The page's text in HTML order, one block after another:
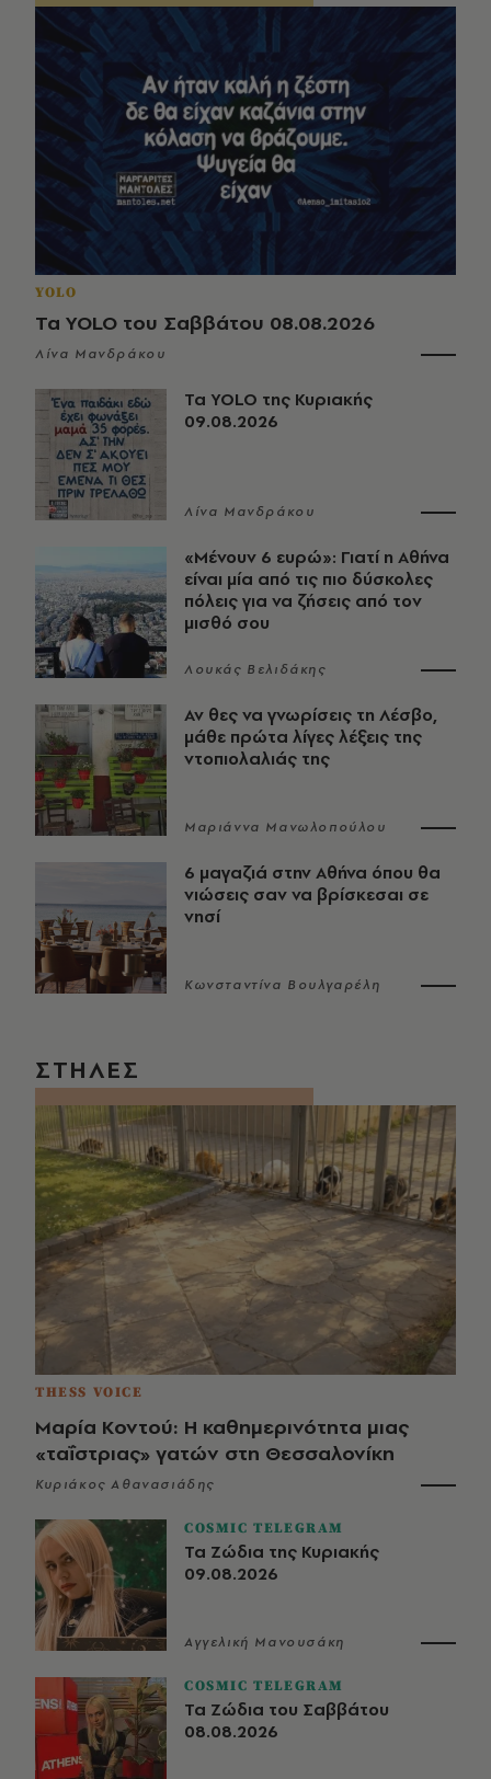
YOLO
Τα YOLO του Σαββάτου 08.08.2026
Λίνα Μανδράκου
Τα YOLO της Κυριακής
09.08.2026
Λίνα Μανδράκου
«Μένουν 6 ευρώ»: Γιατί η Αθήνα
είναι μία από τις πιο δύσκολες
πόλεις για να ζήσεις από τον
μισθό σου
Λουκάς Βελιδάκης
Αν θες να γνωρίσεις τη Λέσβο,
μάθε πρώτα λίγες λέξεις της
ντοπιολαλιάς της
Μαριάννα Μανωλοπούλου
6 μαγαζιά στην Αθήνα όπου θα
νιώσεις σαν να βρίσκεσαι σε
νησί
Κωνσταντίνα Βουλγαρέλη
ΣΤΗΛΕΣ
THESS VOICE
Μαρία Κοντού: Η καθημερινότητα μιας
«ταΐστριας» γατών στη Θεσσαλονίκη
Κυριάκος Αθανασιάδης
COSMIC TELEGRAM
Τα Ζώδια της Κυριακής
09.08.2026
Αγγελική Μανουσάκη
COSMIC TELEGRAM
Τα Ζώδια του Σαββάτου
08.08.2026